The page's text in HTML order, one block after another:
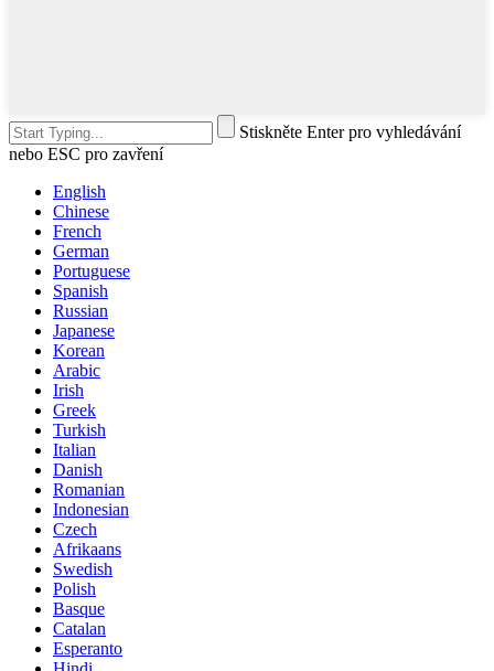
Stiskněte Enter pro vyhledávání
nebo ESC pro zavření
English
Chinese
French
German
Portuguese
Spanish
Russian
Japanese
Korean
Arabic
Irish
Greek
Turkish
Italian
Danish
Romanian
Indonesian
Czech
Afrikaans
Swedish
Polish
Basque
Catalan
Esperanto